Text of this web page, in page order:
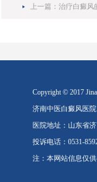
上一篇：治疗白癜风
Copyright © 2017
济南中医白癜风医
医院地址：山东省
投诉电话：0531-
注：本网站信息仅